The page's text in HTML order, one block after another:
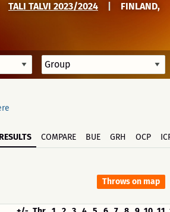
TALI TALVI 2023/2024
FINLAND,
COMPARE BUE GRH OCP
Throws on map